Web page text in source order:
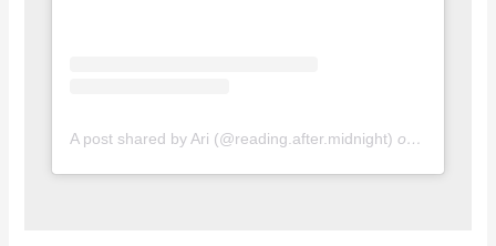
A post shared by Ari (@reading.after.midnight) on